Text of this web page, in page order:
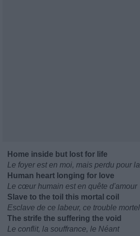
Home inside but lost for life
Le foyer est en moi, mais perdu pour
Human heart longing for love
Le cœur humain est en quête d'amour
Slave to the toil this mortal coil
Esclave de ce labeur, ce trouble mortel
The strife the suffering the void
Le conflit, la souffrance, le Néant